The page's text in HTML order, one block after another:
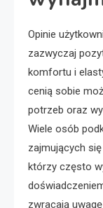
Opinie
zazwyczaj
komfortu i
cenią sobie
potrzeb oraz
Wiele osób
zajmujących
którzy często
zwracają